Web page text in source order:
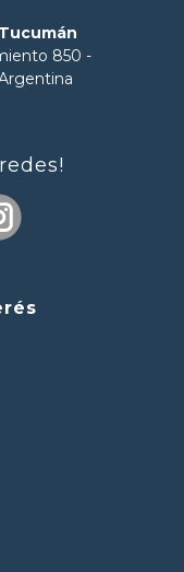
850 -